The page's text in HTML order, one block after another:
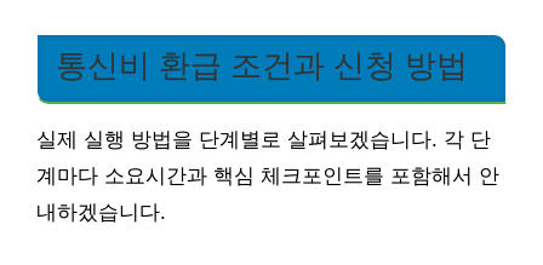
통신비 환급 조건과 신청 방법
실제 실행 방법을 단계별로 살펴보겠습니다. 각 단
계마다 소요시간과 핵심 체크포인트를 포함해서 안
내하겠습니다.